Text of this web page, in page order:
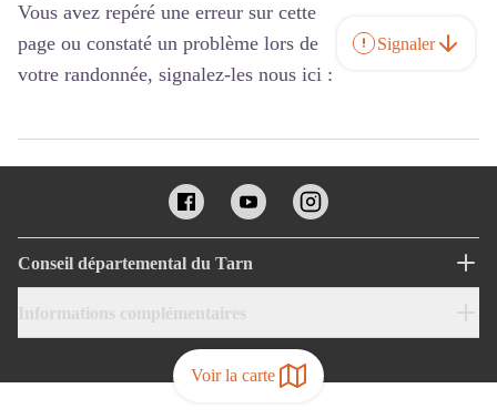
Voir la carte
Vous avez repéré une erreur sur cette
page ou constaté un problème lors de
votre randonnée, signalez-les nous ici :
Signaler
Conseil départemental du Tarn
Informations complémentaires